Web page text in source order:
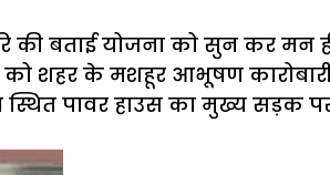
की बताई योजना को सुन कर
शहर के मशहूर आभूषण
स्थित पावर हाउस का मुख्य